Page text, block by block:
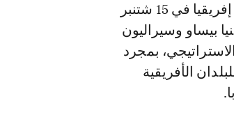
إلى مثيلاتها التي وقعت مع الجماعة الاقتصادية لدول غرب إفريقيا في 15 شتنبر
أكتوبر 2022، وغامبيا وغينيا بيساو وسيراليون
الاستراتيجي، بمجرد
الأفريقية